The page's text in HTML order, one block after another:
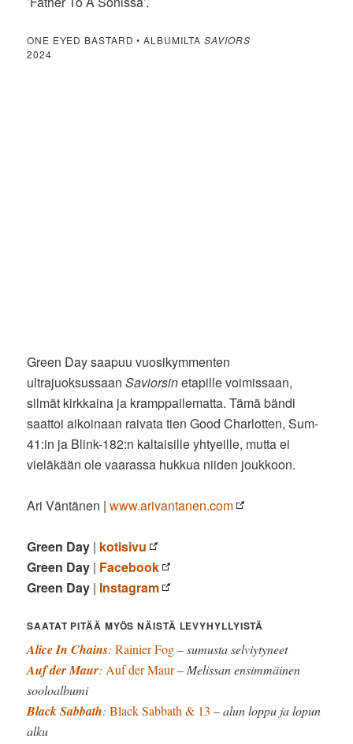
ONE EYED BASTARD • ALBUMILTASAVIORS
2024
Green Day saapuu vuosikymmenten
ultrajuoksussaanSaviorsinetapille voimissaan,
silmät kirkkaina ja kramppailematta. Tämä bändi
saattoi aikoinaan raivata tien Good Charlotten, Sum-
41:in ja Blink-182:n kaltaisille yhtyeille, mutta ei
vieläkään ole vaarassa hukkua niiden joukkoon.
Ari Väntänen |www.arivantanen.com
Green Day | kotisivu
Green Day | Facebook
Green Day | Instagram
SAATAT PITÄÄ MYÖS NÄISTÄ LEVYHYLLYISTÄ
Alice In Chains:Rainier Fog– sumusta selviytyneet
Auf der Maur:Auf der Maur– Melissan ensimmäinen
sooloalbumi
Black Sabbath:Black Sabbath & 13 – alun loppu ja lopun
alku